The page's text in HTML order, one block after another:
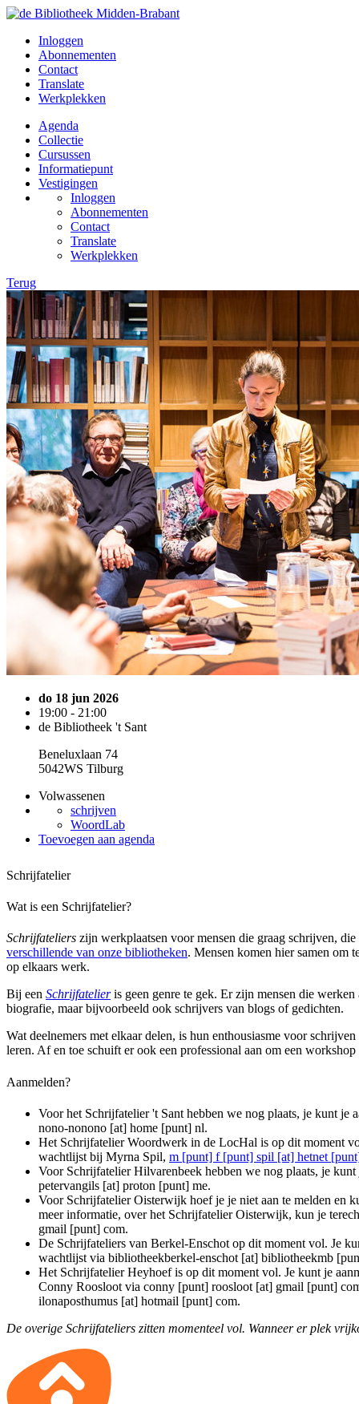
Inloggen
Abonnementen
Contact
Translate
Werkplekken
Agenda
Collectie
Cursussen
Informatiepunt
Vestigingen
Inloggen
Abonnementen
Contact
Translate
Werkplekken
Terug
do 18 jun 2026
19:00 - 21:00
de Bibliotheek 't Sant
Beneluxlaan 74
5042WS Tilburg
Volwassenen
schrijven
WoordLab
Toevoegen aan agenda
Schrijfatelier
Wat is een Schrijfatelier?
Schrijfateliers zijn werkplaatsen voor mensen die graag schrijven,
verschillende van onze bibliotheken. Mensen komen hier samen om
op elkaars werk.
Bij een Schrijfatelieris geen genre te gek. Er zijn mensen die werken
biografie, maar bijvoorbeeld ook schrijvers van blogs of gedichten.
Wat deelnemers met elkaar delen, is hun enthousiasme voor
leren. Af en toe schuift er ook een professional aan om een workshop
Aanmelden?
Voor het Schrijfatelier 't Sant hebben we nog plaats, je kunt je
nono-nonono [at] home [punt] nl.
Het Schrijfatelier Woordwerk in de LocHal is op dit moment
wachtlijst bij Myrna Spil, m [punt] f [punt] spil [at] hetnet
Voor Schrijfatelier Hilvarenbeek hebben we nog plaats, je
petervangils [at] proton [punt] me.
Voor Schrijfatelier Oisterwijk hoef je je niet aan te melden en
meer informatie, over het Schrijfatelier Oisterwijk, kun je
gmail [punt] com.
De Schrijfateliers van Berkel-Enschot op dit moment vol. Je
wachtlijst via bibliotheekberkel-enschot [at] bibliotheekmb
Het Schrijfatelier Heyhoef is op dit moment vol. Je kunt je
Conny Roosloot via conny [punt] roosloot [at] gmail [punt]
ilonaposthumus [at] hotmail [punt] com.
De overige Schrijfateliers zitten momenteel vol. Wanneer er plek